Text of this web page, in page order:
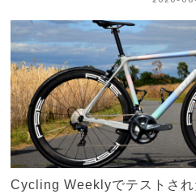
Cycling Weeklyでテストさ